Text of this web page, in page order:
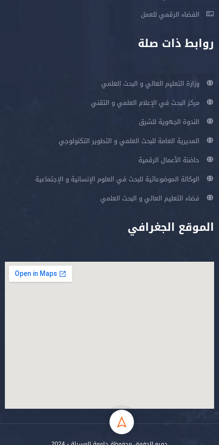
الفضاء الرقمي للعمل
روابط ذات صلة
وزارة التعليم العالي و البحث العلمي
مركز البحث في الإعلام العلمي و التقني
الندوة الجهوية للشرق
المديرية العامة للبحث العلمي و التطوير التكنولوجي
حاضنة الأعمال الرقمية
الوكالة الموضوعاتية للبحث في العلوم الإنسانية و الإجتماعية
فضاء التعليم العالي و البحث العلمي
الموقع الجغرافي